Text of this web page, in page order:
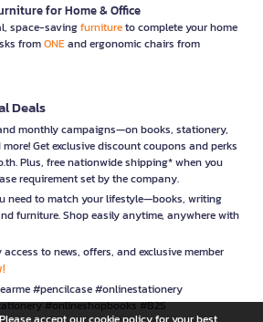
for Home & Office
space-savingfurnitureto complete your home
fromONEand ergonomic chairs from
Deals
monthly campaigns—on books, stationery,
Get exclusive discount coupons and perks
Plus, free nationwide shipping* when you
requirement set by the company.
need to match your lifestyle—books, writing
furniture. Shop easily anytime, anywhere with
to news, offers, and exclusive member
#pencilcase #onlinestationery
#onlineshopbooks #B2S